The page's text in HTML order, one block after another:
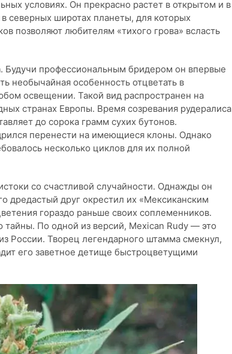
условиях. Он прекрасно растет в открытом и в
северных широтах планеты, для которых
позволяют любителям «тихого грова» всласть
Будучи профессиональным бридером он впервые
необычайная особенность отцветать в
освещении. Такой вид распространен на
странах Европы. Время созревания рудералиса
до сорока грамм сухих бутонов.
перенести на имеющиеся клоны. Однако
несколько циклов для их полной
со счастливой случайности. Однажды он
дредастый друг окрестил их «Мексиканским
гораздо раньше своих соплеменников.
тайны. По одной из версий, Mexican Rudy — это
России. Творец легендарного штамма смекнул,
его заветное детище быстроцветущими